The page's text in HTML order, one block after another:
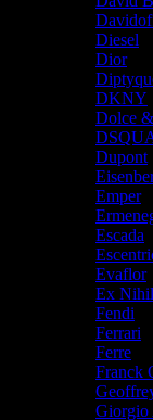
Diesel
Dior
DKNY
Dolce
Dupont
Emper
Escada
Evaflor
Ex
Fendi
Ferrari
Ferre
Franck
Giorgio